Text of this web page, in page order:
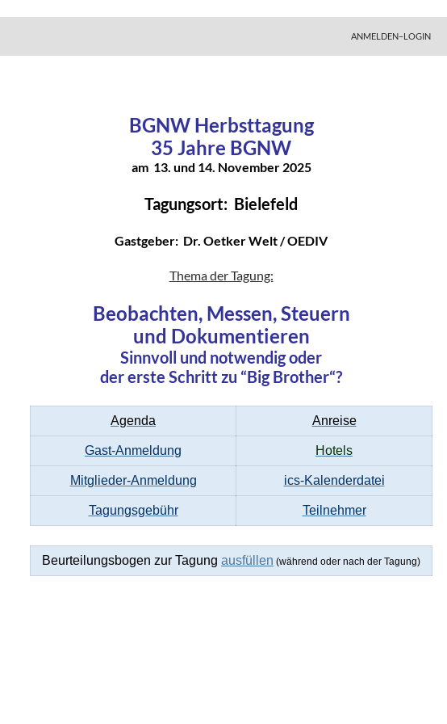
ANMELDEN–LOGIN
BGNW Herbsttagung
35 Jahre BGNW
am 13. und 14. November 2025
Tagungsort: Bielefeld
Gastgeber: Dr. Oetker Welt / OEDIV
Thema der Tagung:
Beobachten, Messen, Steuern
und Dokumentieren
Sinnvoll und notwendig oder
der erste Schritt zu “Big Brother“?
Agenda Anreise
Gast-Anmeldung Hotels
Mitglieder-Anmeldung ics-Kalenderdatei
Tagungsgebühr Teilnehmer
Beurteilungsbogen zur Tagung ausfüllen (während oder nach der Tagung)